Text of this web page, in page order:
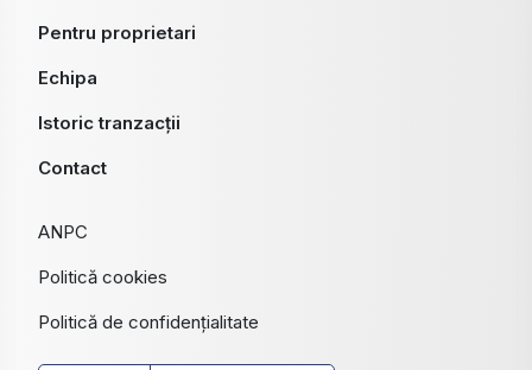
Pentru proprietari
Echipa
Istoric tranzacții
Contact
ANPC
Politică cookies
Politică de confidențialitate